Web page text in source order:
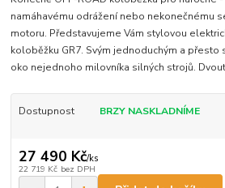
namáhavému odrážení nebo nekonečnému
motoru. Představujeme Vám stylovou
koloběžku GR7. Svým jednoduchým a
oko nejednoho milovníka silných strojů.
Dostupnost BRZY NASKLADNÍME
27 490 Kč/ks
22 719 Kč bez DPH